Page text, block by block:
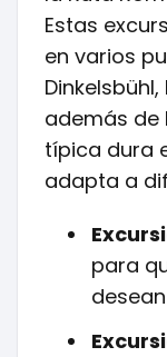
Estas
en varios
además de
típica dura
adapta a
para